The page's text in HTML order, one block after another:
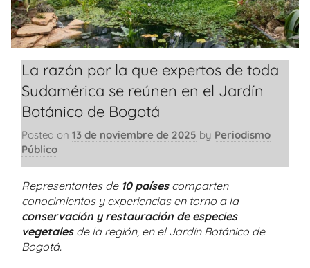
La razón por la que expertos de toda
Sudamérica se reúnen en el Jardín
Botánico de Bogotá
Posted on 13 de noviembre de 2025 by Periodismo
Público
Representantes de 10 países comparten
conocimientos y experiencias en torno a la
conservación y restauración de especies
vegetalesde la región, en el Jardín Botánico de
Bogotá.